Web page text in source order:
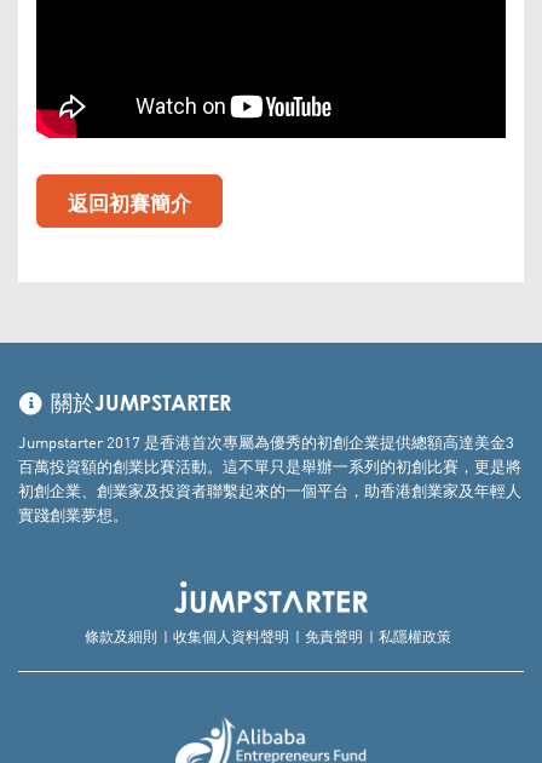
返回初賽簡介
關於JUMPSTARTER
Jumpstarter 2017 是香港首次專屬為優秀的初創企業提供總額高達美金3
百萬投資額的創業比賽活動。這不單只是舉辦一系列的初創比賽，更是將
初創企業、創業家及投資者聯繫起來的一個平台，助香港創業家及年輕人
實踐創業夢想。
條款及細則 收集個人資料聲明 免責聲明 私隱權政策